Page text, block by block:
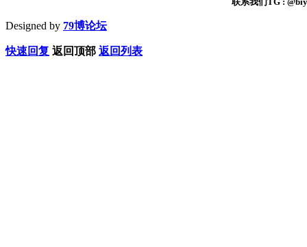
Designed by 79博论坛
快速回复 返回顶部 返回列表